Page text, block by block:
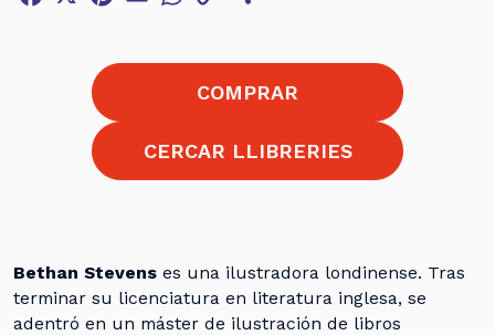
Link
COMPRAR
CERCAR LLIBRERIES
Bethan Stevens es una ilustradora londinense. Tras
terminar su licenciatura en literatura inglesa, se
adentró en un máster de ilustración de libros